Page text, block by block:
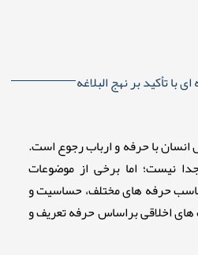
با تأکید بر نهج البلاغه
انسان با حرفه و ارباب رجوع است.
نیست؛ اما برخی از موضوعات
حرفه های مختلف، حساسیت و
اخلاقی براساس حرفه تعریف و